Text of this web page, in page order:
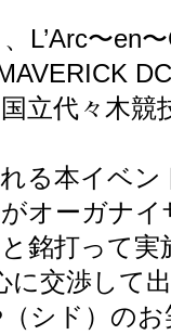
L’Arc〜en
立代々木競
る本イベン
オーガナ
と銘打って実
に交渉して
シド）の